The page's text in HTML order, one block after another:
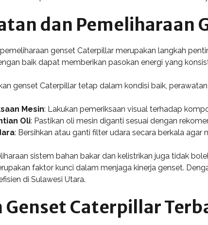
dan Pemeliharaan
genset Caterpillar merupakan langkah
baik dapat memberikan pasokan energi yang
genset Caterpillar tetap dalam kondisi baik,
Mesin: Lakukan pemeriksaan visual terhadap
Oli: Pastikan oli mesin diganti sesuai dengan
: Bersihkan atau ganti filter udara secara berkala agar
sistem bahan bakar dan kelistrikan juga tidak
faktor kunci dalam menjaga kinerja genset.
di Sulawesi Utara.
Genset Caterpillar